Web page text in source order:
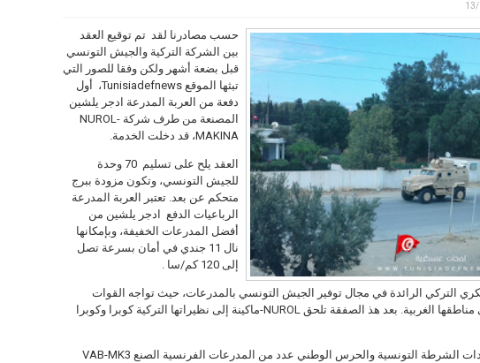
حسب مصادرنا لقد تم توقيع العقد
بين الشركة التركية والجيش التونسي
قبل بضعة أشهر ولكن وفقا للصور التي
تبثها الموقع Tunisiadefnews، أول
دفعة من العربة المدرعة ادجر يلشين
المصنعة من طرف شركة NUROL-
MAKINA، قد دخلت الخدمة.
العقد يلح على تسليم 70 وحدة
للجيش التونسي، وتكون مزودة ببرج
متحكم عن بعد. تعتبر العربة المدرعة
الرباعيات الدفع ادجر يلشين من
أفضل المدرعات الخفيفة، وبإمكانها
نال 11 جندي في أمان بسرعة تصل
إلى 120 كم/سا .
التركي الرائدة في مجال توفير الجيش التونسي بالمدرعات، حيث تواجه القوات
التونسية حرب العصابات في مناطقها الغربية. بعد هذ الصفقة تلحق NUROL-ماكينة إلى نظيراتها التركية كوبرا وكوبرا
و من جهة أخرى تحصلت وحدات الشرطة التونسية والحرس الوطني عدد من المدرعات الفرنسية الصنع VAB-MK3